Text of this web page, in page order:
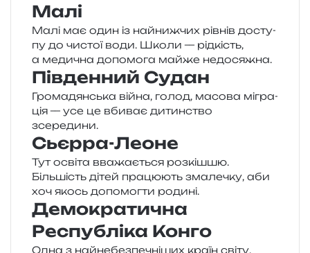
Малі
Малі має один із най­ниж­чих рів­нів досту­
пу до чистої води. Школи — рід­кість,
а меди­чна допо­мо­га майже недосяжна.
Південний Судан
Громадянська війна, голод, масо­ва мігра­
ція — усе це вби­ває дитин­ство
зсередини.
Сьєрра-Леоне
Тут осві­та вва­жа­є­ться роз­кіш­шю.
Більшість дітей пра­цю­ють зма­ле­чку, аби
хоч якось допо­мог­ти родині.
Демократична
Республіка Конго
Одна з най­не­без­пе­чні­ших країн світу.